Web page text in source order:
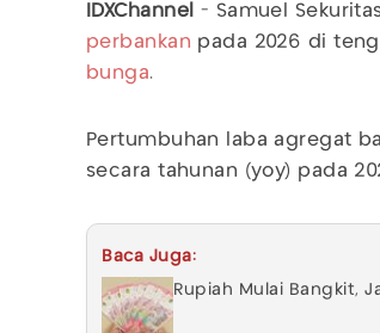
IDXChannel
- Samuel
perbankan pada 2026 di
bunga.
Pertumbuhan laba agregat
secara tahunan (yoy) pada
Baca Juga:
Rupiah Mulai Bangkit,